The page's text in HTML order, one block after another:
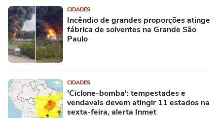
CIDADES
Incêndio de grandes proporções atinge
fábrica de solventes na Grande São
Paulo
CIDADES
'Ciclone-bomba': tempestades e
vendavais devem atingir 11 estados na
sexta-feira, alerta Inmet